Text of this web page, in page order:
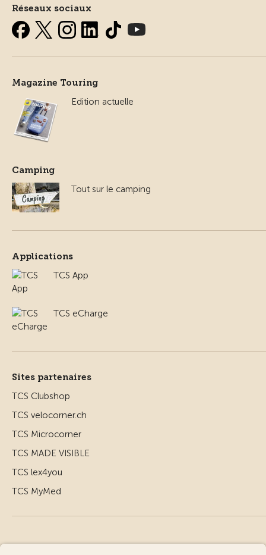
Réseaux sociaux
Magazine Touring
Edition actuelle
Camping
Tout sur le camping
Applications
TCS App
TCS eCharge
Sites partenaires
TCS Clubshop
TCS velocorner.ch
TCS Microcorner
TCS MADE VISIBLE
TCS lex4you
TCS MyMed